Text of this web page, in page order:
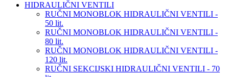
HIDRAULIČNI VENTILI
RUČNI MONOBLOK HIDRAULIČNI VENTILI -
50 lit.
RUČNI MONOBLOK HIDRAULIČNI VENTILI -
80 lit.
RUČNI MONOBLOK HIDRAULIČNI VENTILI -
120 lit.
RUČNI SEKCIJSKI HIDRAULIČNI VENTILI - 70